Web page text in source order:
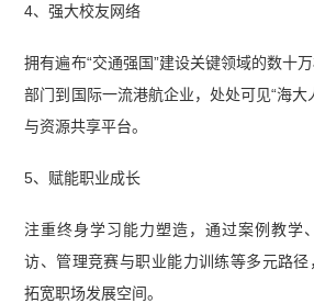
4、强大校友网络
拥有遍布“交通强国”建设关键领域的数十
部门到国际一流港航企业，处处可见“海大
与资源共享平台。
5、赋能职业成长
注重终身学习能力塑造，通过案例教学
访、管理竞赛与职业能力训练等多元路径
拓宽职场发展空间。